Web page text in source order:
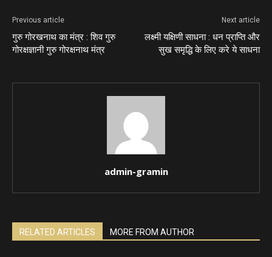
Previous article
गुरु गोरखनाथ का मंत्र : शिव गुरु
गोरक्षज्ञानी गुरु गोरक्षनाथ मंत्र
Next article
लक्ष्मी यक्षिणी साधना : धन प्राप्ति और
सुख समृद्धि के लिए करे ये साधना
admin-gramin
RELATED ARTICLES MORE FROM AUTHOR